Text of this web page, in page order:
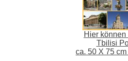
Hier
Tbilisi
ca. 50 X 75